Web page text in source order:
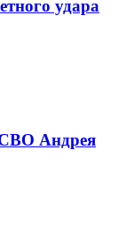
удара
Андрея